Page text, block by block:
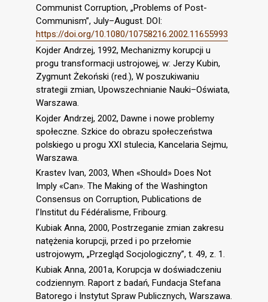
Communist Corruption, „Problems of Post-
Communism”, July–August. DOI:
https://doi.org/10.1080/10758216.2002.11655993
Kojder Andrzej, 1992, Mechanizmy korupcji u
progu transformacji ustrojowej, w: Jerzy Kubin,
Zygmunt Żekoński (red.), W poszukiwaniu
strategii zmian, Upowszechnianie Nauki–Oświata,
Warszawa.
Kojder Andrzej, 2002, Dawne i nowe problemy
społeczne. Szkice do obrazu społeczeństwa
polskiego u progu XXI stulecia, Kancelaria Sejmu,
Warszawa.
Krastev Ivan, 2003, When «Should» Does Not
Imply «Can». The Making of the Washington
Consensus on Corruption, Publications de
l’Institut du Fédéralisme, Fribourg.
Kubiak Anna, 2000, Postrzeganie zmian zakresu
natężenia korupcji, przed i po przełomie
ustrojowym, „Przegląd Socjologiczny”, t. 49, z. 1.
Kubiak Anna, 2001a, Korupcja w doświadczeniu
codziennym. Raport z badań, Fundacja Stefana
Batorego i Instytut Spraw Publicznych, Warszawa.